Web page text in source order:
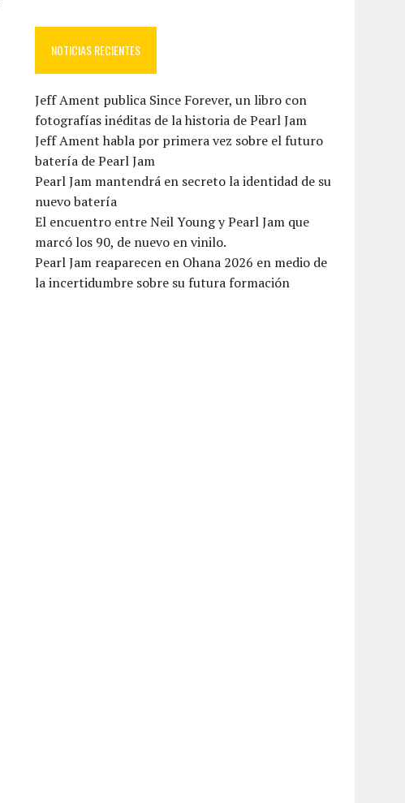
NOTICIAS RECIENTES
Jeff Ament publica Since Forever, un libro con
fotografías inéditas de la historia de Pearl Jam
Jeff Ament habla por primera vez sobre el futuro
batería de Pearl Jam
Pearl Jam mantendrá en secreto la identidad de su
nuevo batería
El encuentro entre Neil Young y Pearl Jam que
marcó los 90, de nuevo en vinilo.
Pearl Jam reaparecen en Ohana 2026 en medio de
la incertidumbre sobre su futura formación